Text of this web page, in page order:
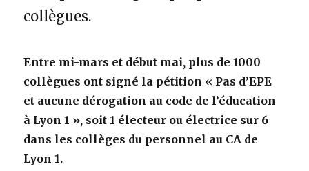
collègues.
Entre mi-mars et début mai, plus de 1000
collègues ont signé la pétition « Pas d’EPE
et aucune dérogation au code de l’éducation
à Lyon 1 », soit 1 électeur ou électrice sur 6
dans les collèges du personnel au CA de
Lyon 1.